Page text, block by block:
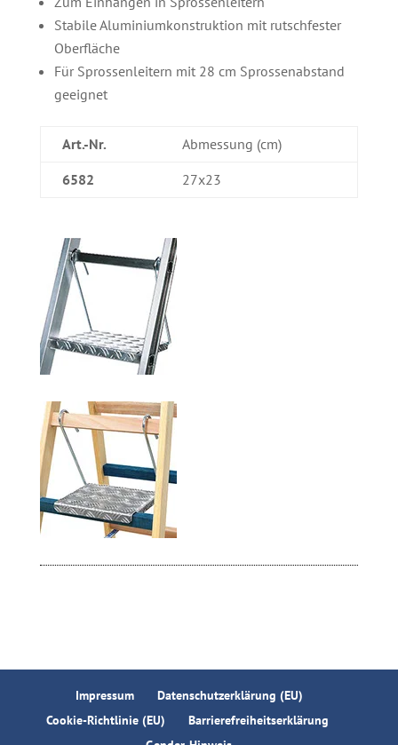
Stabile Aluminiumkonstruktion mit rutschfester
Oberfläche
Für Sprossenleitern mit 28 cm Sprossenabstand
geeignet
Art.-Nr.
Abmessung (cm)
6582
27x23
Impressum
Datenschutzerklärung (EU)
Cookie-Richtlinie (EU)
Barrierefreiheitserklärung